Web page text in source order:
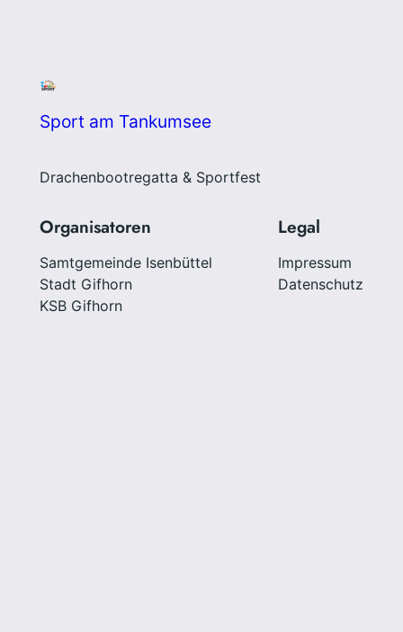
Sport am Tankumsee
Drachenbootregatta & Sportfest
Organisatoren
Samtgemeinde Isenbüttel
Stadt Gifhorn
KSB Gifhorn
Legal
Impressum
Datenschutz